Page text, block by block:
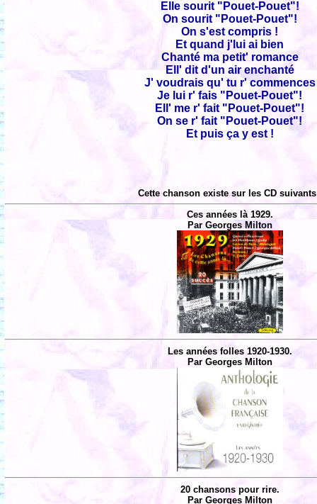
Elle sourit "Pouet-Pouet"!
On sourit "Pouet-Pouet"!
On s'est compris !
Et quand j'lui ai bien
Chanté ma petit' romance
Ell' dit d'un air enchanté
J' voudrais qu' tu r' commences
Je lui r' fais "Pouet-Pouet"!
Ell' me r' fait "Pouet-Pouet"!
On se r' fait "Pouet-Pouet"!
Et puis ça y est !
Cette chanson existe sur les CD
Ces années là 1929.
Par Georges Milton
Les années folles 1920-1930.
Par Georges Milton
20 chansons pour rire.
Par Georges Milton